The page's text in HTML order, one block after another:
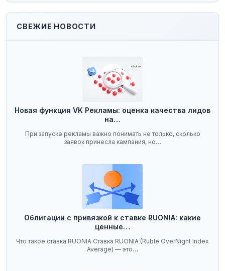
СВЕЖИЕ НОВОСТИ
Новая функция VK Рекламы: оценка качества лидов
на…
При запуске рекламы важно понимать не только, сколько
заявок принесла кампания, но…
Облигации с привязкой к ставке RUONIA: какие
ценные…
Что такое ставка RUONIA Ставка RUONIA (Ruble OverNight Index
Average) — это…